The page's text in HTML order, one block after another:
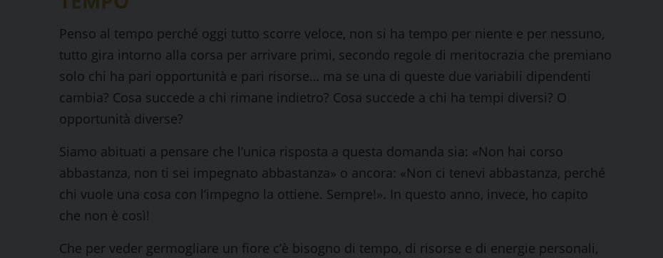
Penso al tempo perché oggi tutto scorre veloce, non si ha tempo per niente e per nessuno,
tutto gira intorno alla corsa per arrivare primi, secondo regole di meritocrazia che premiano
solo chi ha pari opportunità e pari risorse… ma se una di queste due variabili dipendenti
cambia? Cosa succede a chi rimane indietro? Cosa succede a chi ha tempi diversi? O
opportunità diverse?
Siamo abituati a pensare che l’unica risposta a questa domanda sia: «Non hai corso
abbastanza, non ti sei impegnato abbastanza» o ancora: «Non ci tenevi abbastanza, perché
chi vuole una cosa con l’impegno la ottiene. Sempre!». In questo anno, invece, ho capito
che non è così!
Che per veder germogliare un fiore c’è bisogno di tempo, di risorse e di energie personali,